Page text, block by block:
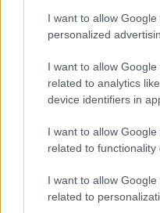
I want to allow
personalized
I want to allow
related to analytics
device identifiers in
I want to allow
related to functionality
I want to allow
related to
A BAROKK ÖSSZES
KIVÁLÓ PROGRAM
GYŐRBEN